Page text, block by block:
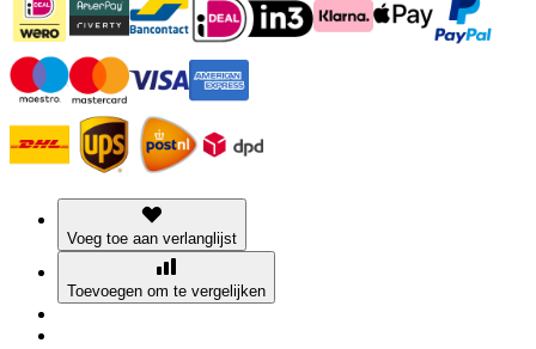
Voeg toe aan verlanglijst
Toevoegen om te vergelijken